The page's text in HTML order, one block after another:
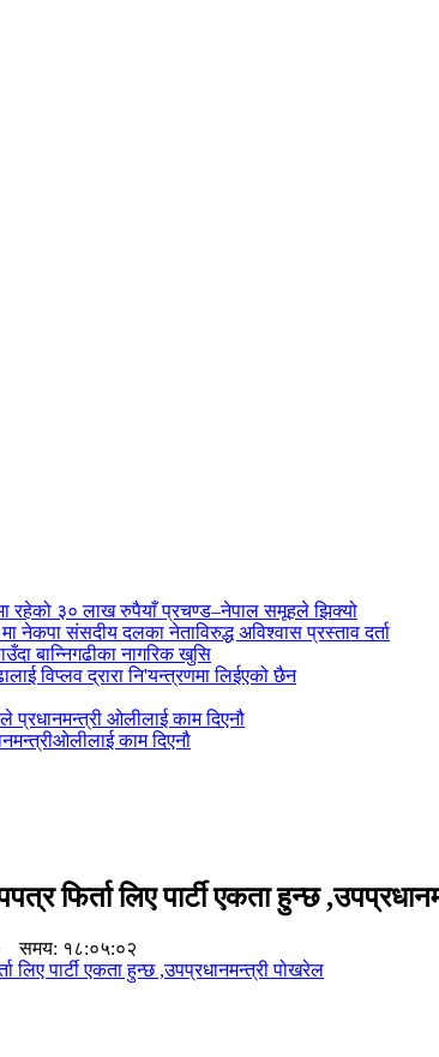
रहेको ३० लाख रुपैयाँ प्रचण्ड–नेपाल समूहले झिक्य‍ो
नेकपा संसदीय दलका नेताविरुद्ध अविश्वास प्रस्ताव दर्ता
बान्निगढीका नागरिक खुसि
विप्लव द्रारा नि'यन्त्रणमा लिईएको छैन
प्रधानमन्त्री ओलीलाई काम दिएनौ
काम दिएनौ
फिर्ता लिए पार्टी एकता हुन्छ
समय: १८:०५:०२